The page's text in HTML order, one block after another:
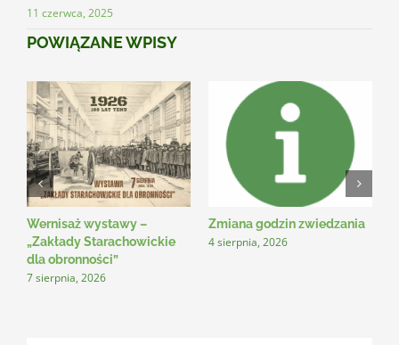
11 czerwca, 2025
POWIĄZANE WPISY
Wernisaż wystawy –
„Zakłady Starachowickie
dla obronności”
7 sierpnia, 2026
Zmiana godzin zwiedzania
4 sierpnia, 2026